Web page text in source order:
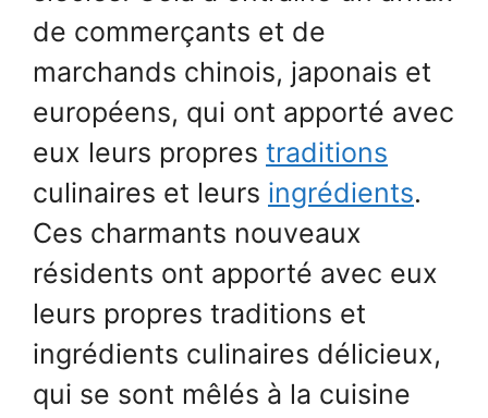
de commerçants et de
marchands chinois, japonais et
européens, qui ont apporté avec
eux leurs propres traditions
culinaires et leurs ingrédients.
Ces charmants nouveaux
résidents ont apporté avec eux
leurs propres traditions et
ingrédients culinaires délicieux,
qui se sont mêlés à la cuisine